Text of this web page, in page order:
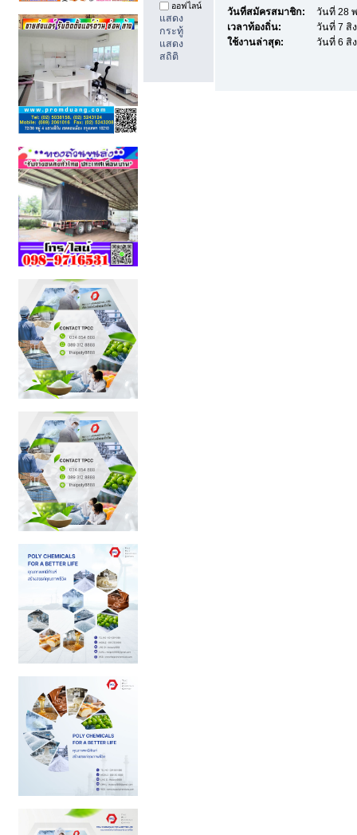
ออฟไลน์
แสดง
กระทู้
แสดง
สถิติ
วันที่สมัครสมาชิก:
วันที่ 28
เวลาท้องถิ่น:
วันที่ 7 สิ
ใช้งานล่าสุด:
วันที่ 6 สิ